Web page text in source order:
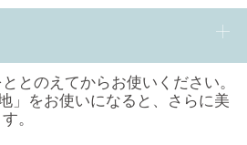
とのえてからお使いください。
をお使いになると、さらに美
。